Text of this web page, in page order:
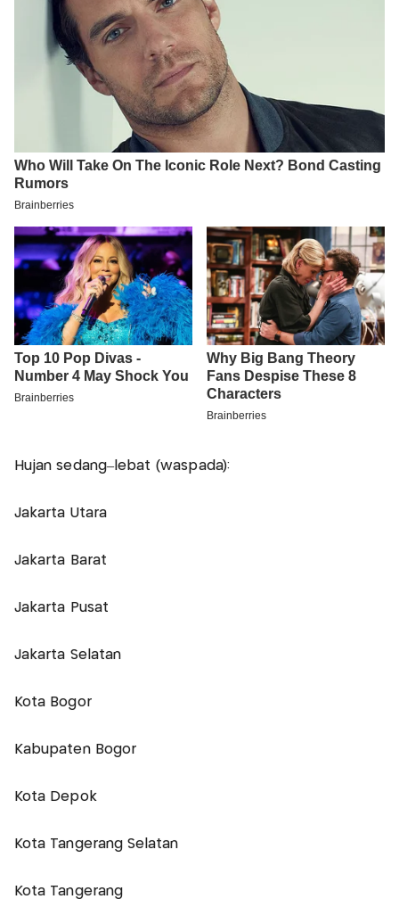
Hujan sedang–lebat (waspada):
Jakarta Utara
Jakarta Barat
Jakarta Pusat
Jakarta Selatan
Kota Bogor
Kabupaten Bogor
Kota Depok
Kota Tangerang Selatan
Kota Tangerang